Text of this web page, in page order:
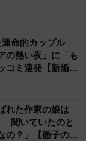
運命的カップル
の熱い夜」に「も
コミ連発【新婚さ
れた作家の娘は
聞いていたのと
の？」【徹子の部